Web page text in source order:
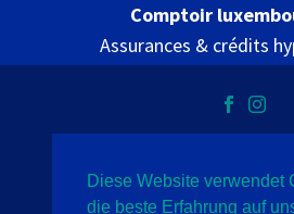
Comptoir
Assurances & crédits
Datenschutz
Diese Website verwendet
die beste Erfahrung auf